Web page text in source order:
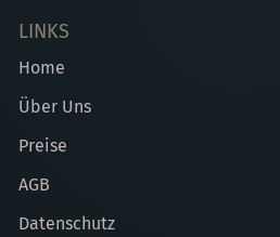
LINKS
Home
Über Uns
Preise
AGB
Datenschutz